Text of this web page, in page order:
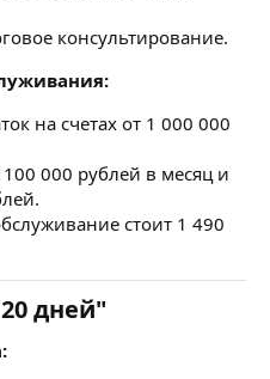
консультирование.
на счетах от 1 000 000
000 рублей в месяц и
стоит 1 490
дней"